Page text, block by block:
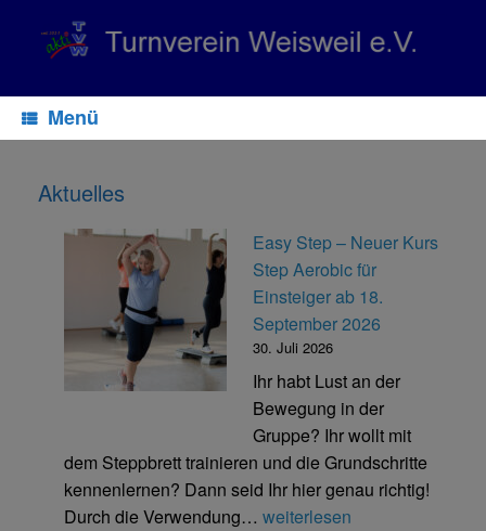
springen
Menü
Aktuelles
Easy Step – Neuer Kurs
Step Aerobic für
Einsteiger ab 18.
September 2026
30. Juli 2026
Ihr habt Lust an der
Bewegung in der
Gruppe? Ihr wollt mit
dem Steppbrett trainieren und die Grundschritte
kennenlernen? Dann seid Ihr hier genau richtig!
Durch die Verwendung… Easy
weiterlesen